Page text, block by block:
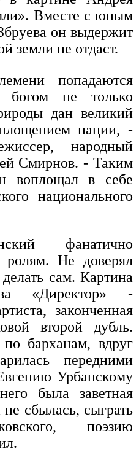
Вместе с юным
он выдержит
земли не отдаст.
попадаются
богом не только
дан великий
нации, -
народный
Смирнов. - Таким
воплощал в себе
национального
фанатично
ролям. Не доверял
сам. Картина
«Директор» -
законченная
второй дубль.
барханам, вдруг
передними
Урбанскому
была заветная
сбылась, сыграть
поэзию